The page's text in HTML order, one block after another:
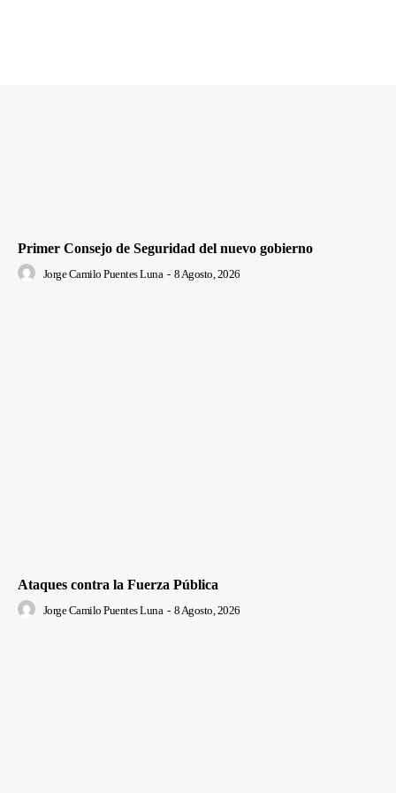
Primer Consejo de Seguridad del nuevo gobierno
Jorge Camilo Puentes Luna - 8 Agosto, 2026
Ataques contra la Fuerza Pública
Jorge Camilo Puentes Luna - 8 Agosto, 2026